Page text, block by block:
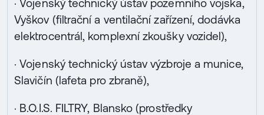
· Vojenský technický ústav pozemního vojska,
Vyškov (filtrační a ventilační zařízení, dodávka
elektrocentrál, komplexní zkoušky vozidel),
· Vojenský technický ústav výzbroje a munice,
Slavičín (lafeta pro zbraně),
· B.O.I.S. FILTRY, Blansko (prostředky